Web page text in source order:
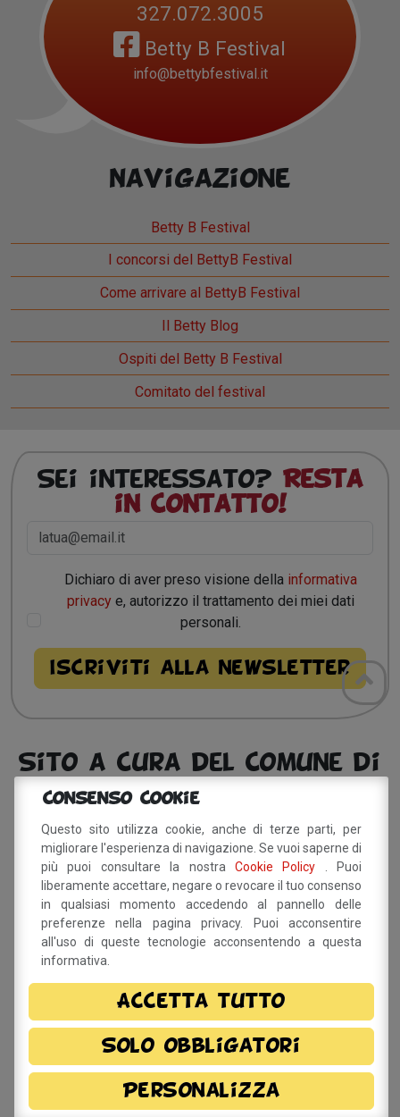
327.072.3005
Betty B Festival
info@bettybfestival.it
Navigazione
Betty B Festival
I concorsi del BettyB Festival
Come arrivare al BettyB Festival
Il Betty Blog
Ospiti del Betty B Festival
Comitato del festival
Sei interessato? Resta
in contatto!
Dichiaro di aver preso visione della informativa
privacy e, autorizzo il trattamento dei miei dati
personali.
Sito a cura del Comune di
Savignano sul Panaro
Via Doccia, 64 - 41056 Savignano sul Panaro (MO)
Tel. 059 759 911 - Fax 059 730 160 E-mail:
info@comune.savignano-sul-panaro.mo.it
Partita IVA 00242970366
Per informazioni sulla
manifestazione
info@bettybfestival.it
Meccanismo di Feedback - Dichiarazione di Accessibilità
Consenso Cookie
Questo sito utilizza cookie, anche di terze parti, per
migliorare l'esperienza di navigazione. Se vuoi saperne di
più puoi consultare la nostra Cookie Policy
. Puoi
liberamente accettare, negare o revocare il tuo consenso
in qualsiasi momento accedendo al pannello delle
preferenze nella pagina privacy. Puoi acconsentire
all'uso di queste tecnologie acconsentendo a questa
informativa.
Accetta tutto
Solo obbligatori
Personalizza